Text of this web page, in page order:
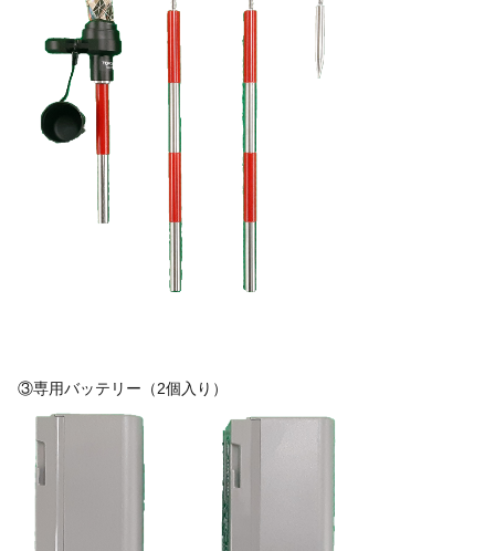
③専用バッテリー（2個入り）